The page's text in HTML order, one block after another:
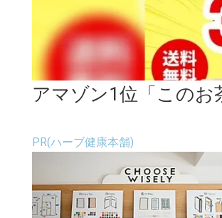
アマゾン1位「この
PR(ハーブ健康本舗)